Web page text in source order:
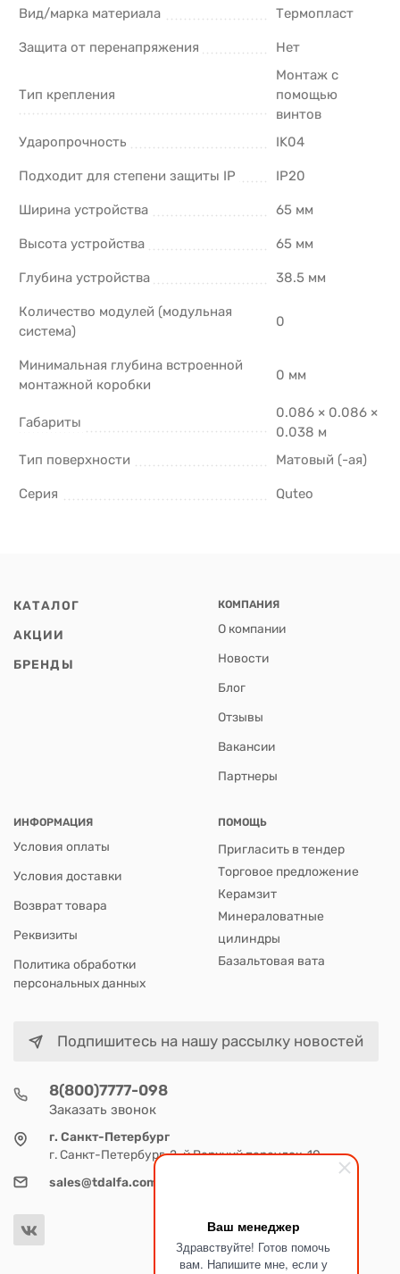
Ваш менеджер
Здравствуйте! Готов помочь
вам. Напишите мне, если у
Вид/марка материала Термопласт
Защита от перенапряжения Нет
Тип крепления
Монтаж с
помощью
винтов
Ударопрочность
IK04
Подходит для степени защиты IP IP20
Ширина устройства 65 мм
Высота устройства 65 мм
Глубина устройства 38.5 мм
Количество модулей (модульная
система)
0
Минимальная глубина встроенной
монтажной коробки
0 мм
Габариты
0.086 × 0.086 ×
0.038 м
Тип поверхности
Матовый (-ая)
Серия Quteo
КАТАЛОГ
АКЦИИ
БРЕНДЫ
КОМПАНИЯ
О компании
Новости
Блог
Отзывы
Вакансии
Партнеры
ИНФОРМАЦИЯ
Условия оплаты
Условия доставки
Возврат товара
Реквизиты
Политика обработки
персональных данных
ПОМОЩЬ
Пригласить в тендер
Торговое предложение
Керамзит
Минераловатные
цилиндры
Базальтовая вата
Подпишитесь на нашу рассылку новостей
8(800)7777-098
Заказать звонок
г. Санкт-Петербург
г. Санкт-Петербург, 2-й Верхний переулок, 10
sales@tdalfa.com